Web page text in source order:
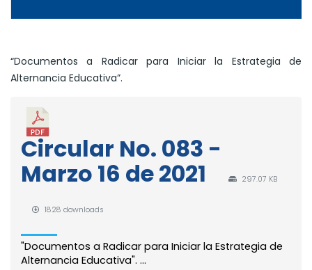
“Documentos a Radicar para Iniciar la Estrategia de
Alternancia Educativa”.
Circular No. 083 -
Marzo 16 de 2021
297.07 KB
1828 downloads
"Documentos a Radicar para Iniciar la Estrategia de
Alternancia Educativa". ...